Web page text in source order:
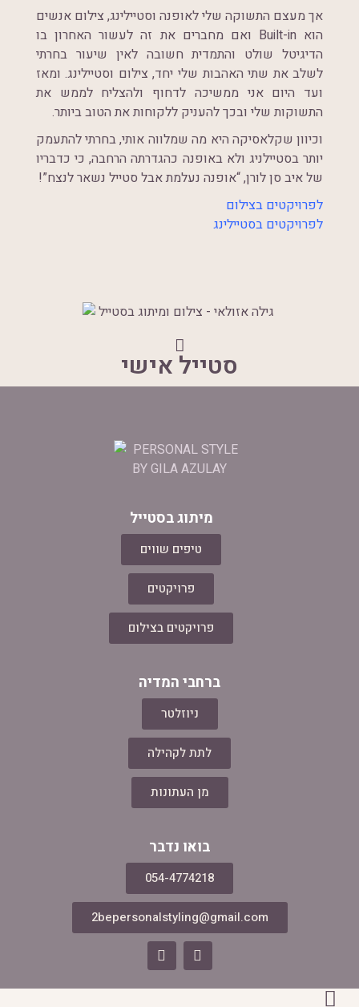
אך מעצם התשוקה שלי לאופנה וסטיילינג, צילום אנשים
הוא Built-in ואם מחברים את זה לעשור האחרון בו
הדיגיטל שולט והתמדית חשובה לאין שיעור בחרתי
לשלב את שתי האהבות שלי יחד, צילום וסטיילינג. ומאז
ועד היום אני ממשיכה לדחוף ולהצליח לממש את
התשוקות שלי ובכך להעניק ללקוחות את הטוב ביותר.
וכיוון שקלאסיקה היא מה שמלווה אותי, בחרתי להתעמק
יותר בסטיילניג ולא באופנה כהגדרתה הרחבה, כי כדבריו
של איב סן לורן, “אופנה נעלמת אבל סטייל נשאר לנצח”!
לפרויקטים בצילום
לפרויקטים בסטיילינג
סטייל אישי
מיתוג בסטייל
טיפים שווים
פרויקטים
פרויקטים בצילום
ברחבי המדיה
ניוזלטר
לתת לקהילה
מן העתונות
בואו נדבר
054-4774218
2bepersonalstyling@gmail.com